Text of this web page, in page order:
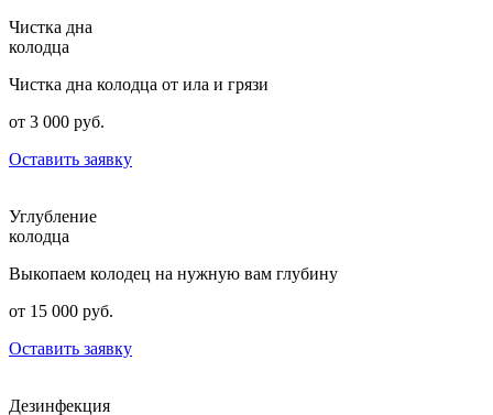
Чистка дна
колодца
Чистка дна колодца от ила и грязи
от 3 000 руб.
Оставить заявку
Углубление
колодца
Выкопаем колодец на нужную вам глубину
от 15 000 руб.
Оставить заявку
Дезинфекция